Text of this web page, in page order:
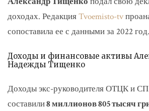
доходах. РедакцияTvoemisto-tv
сопоставила ее с данными за 2022 год.
Доходы и финансовые активы
Надежды Тищенко
Доходы экс-руководителя ОТЦК и СП
составили8 миллионов 805 тысяч